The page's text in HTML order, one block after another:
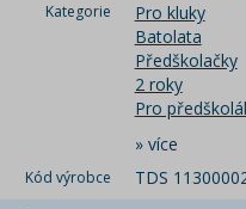
Kategorie
Pro kluky
Batolata
Předškolačky
2 roky
Pro
» více
Kód výrobce
TDS